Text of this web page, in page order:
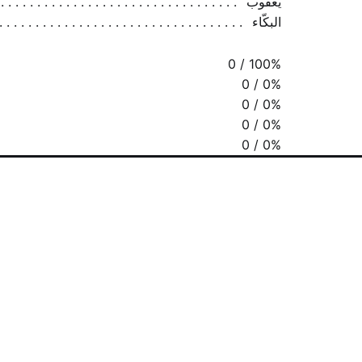
البكّاء
0 / 100%
0 / 0%
0 / 0%
0 / 0%
0 / 0%